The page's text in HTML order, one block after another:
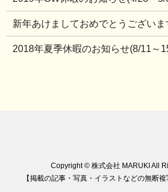
新年あけましておめでとうございま
2018年夏季休暇のお知らせ(8/11～
Copyright © 株式会社 MARUKI All
【掲載の記事・写真・イラストなどの無断複